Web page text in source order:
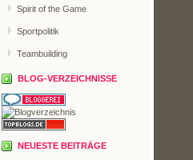
Spirit of the Game
Sportpolitik
Teambuilding
BLOG-VERZEICHNISSE
NEUESTE BEITRÄGE